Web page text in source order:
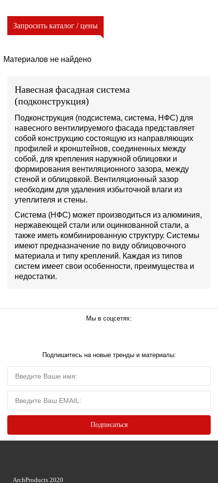
Запросить каталог / цены
Материалов не найдено
Навесная фасадная система
(подконструкция)
Подконструкция (подсистема, система, НФС) для
навесного вентилируемого фасада представляет
собой конструкцию состоящую из направляющих
профилей и кронштейнов, соединенных между
собой, для крепления наружной облицовки и
формирования вентиляционного зазора, между
стеной и облицовкой. Вентиляционный зазор
необходим для удаления избыточной влаги из
утеплителя и стены.
Система (НФС) может производиться из алюминия,
нержавеющей стали или оцинкованной стали, а
также иметь комбинированную структуру. Системы
имеют предназначение по виду облицовочного
материала и типу креплений. Каждая из типов
систем имеет свои особенности, преимущества и
недостатки.
Мы в соцсетях:
Подпишитесь на новые тренды и материалы:
ArchProducts 2020